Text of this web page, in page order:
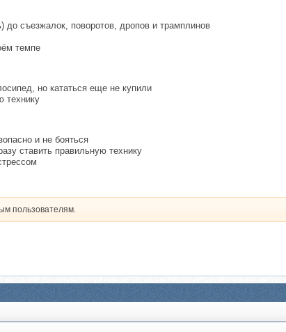
до съезжалок, поворотов, дропов и трамплинов
темпе
но кататься еще не купили
технику
и не бояться
ставить правильную технику
пользователям.